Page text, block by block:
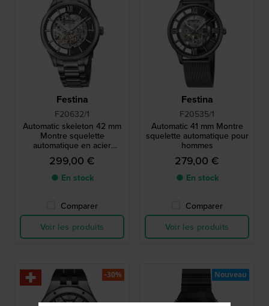
Festina
F20632/1
Automatic skeleton 42 mm
Montre squelette
automatique en acier
inoxydable
299,00 €
● En stock
Comparer
Voir les produits
Festina
F20535/1
Automatic 41 mm Montre
squelette automatique pour
hommes
279,00 €
● En stock
Comparer
Voir les produits
-30% Nouveau